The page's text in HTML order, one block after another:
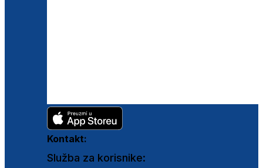
Kontakt:
Služba za korisnike: